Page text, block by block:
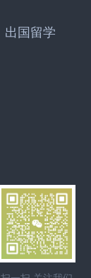
出国留学